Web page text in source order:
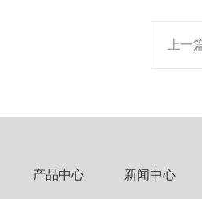
上一
产品中心 新闻中心